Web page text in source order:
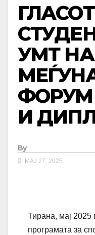
УМТ НА
ФОРУМ
И
By
МАЈ 27, 2025
Тирана, мај 2025
програмата за